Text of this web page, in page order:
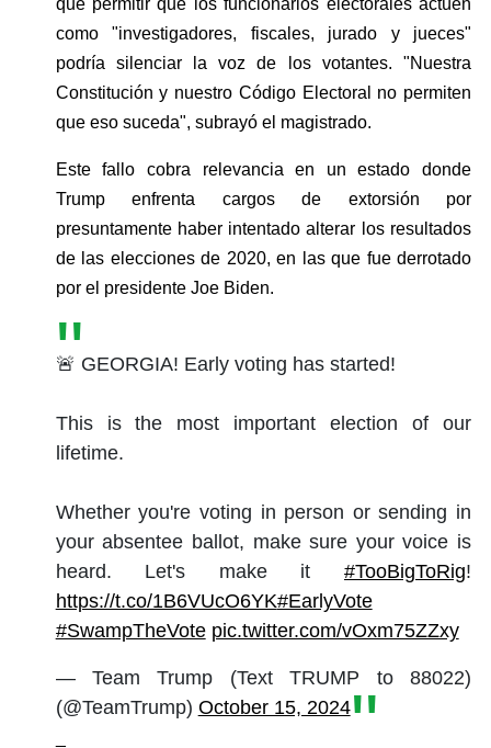
que permitir que los funcionarios electorales actúen
como "investigadores, fiscales, jurado y jueces"
podría silenciar la voz de los votantes. "Nuestra
Constitución y nuestro Código Electoral no permiten
que eso suceda", subrayó el magistrado.
Este fallo cobra relevancia en un estado donde
Trump enfrenta cargos de extorsión por
presuntamente haber intentado alterar los resultados
de las elecciones de 2020, en las que fue derrotado
por el presidente Joe Biden.
🚨 GEORGIA! Early voting has started!
This is the most important election of our
lifetime.
Whether you're voting in person or sending in
your absentee ballot, make sure your voice is
heard. Let's make it #TooBigToRig!
https://t.co/1B6VUcO6YK#EarlyVote
#SwampTheVote pic.twitter.com/vOxm75ZZxy
— Team Trump (Text TRUMP to 88022)
(@TeamTrump) October 15, 2024